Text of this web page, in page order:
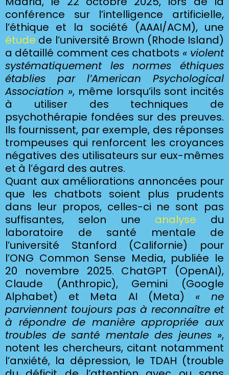
conférence sur l’intelligence artificielle,
l’éthique et la société (AAAI/ACM), une
étude de l’université Brown (Rhode Island)
a détaillé comment ces chatbots « violent
systématiquement les normes éthiques
établies par l’American Psychological
Association », même lorsqu’ils sont incités
à utiliser des techniques de
psychothérapie fondées sur des preuves.
Ils fournissent, par exemple, des réponses
trompeuses qui renforcent les croyances
négatives des utilisateurs sur eux-mêmes
et à l’égard des autres.
Quant aux améliorations annoncées pour
que les chatbots soient plus prudents
dans leur propos, celles-ci ne sont pas
suffisantes, selon une analyse du
laboratoire de santé mentale de
l’université Stanford (Californie) pour
l’ONG Common Sense Media, publiée le
20 novembre 2025. ChatGPT (OpenAI),
Claude (Anthropic), Gemini (Google
Alphabet) et Meta AI (Meta) « ne
parviennent toujours pas à reconnaître et
à répondre de manière appropriée aux
troubles de santé mentale des jeunes »,
notent les chercheurs, citant notamment
l’anxiété, la dépression, le TDAH (trouble